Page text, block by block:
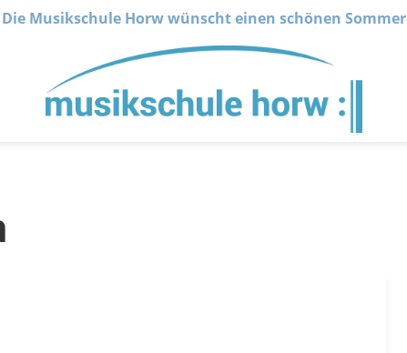
Die Musikschule Horw wünscht einen schönen Sommer